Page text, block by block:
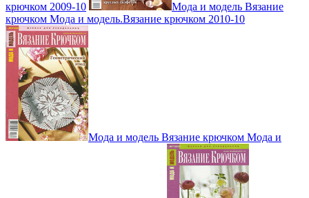
крючком 2009-10
Мода и модель Вязание
крючком Мода и модель.Вязание крючком 2010-10
Мода и модель Вязание крючком Мода и